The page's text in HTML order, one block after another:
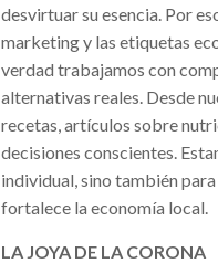
desvirtuar su esencia. Por
marketing y las etiquetas
verdad trabajamos con
alternativas reales. Desde
recetas, artículos sobre
decisiones conscientes.
individual, sino también
fortalece la economía local.
LA JOYA DE LA CORONA